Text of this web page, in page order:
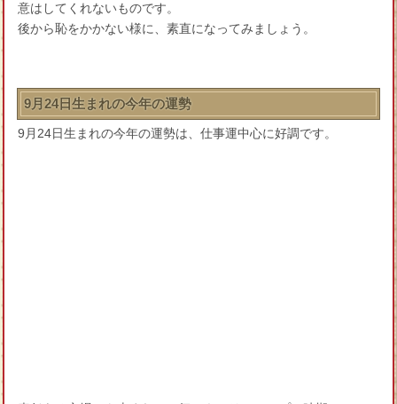
意はしてくれないものです。
後から恥をかかない様に、素直になってみましょう。
9月24日生まれの今年の運勢
9月24日生まれの今年の運勢は、仕事運中心に好調です。